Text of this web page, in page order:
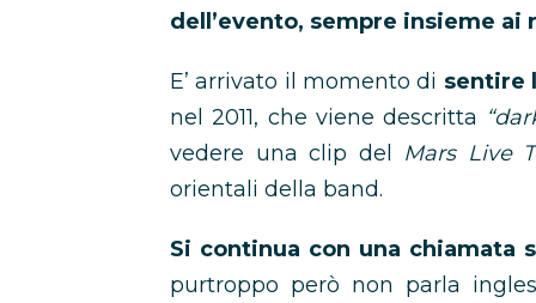
dell’evento, sempre insieme ai
E’ arrivato il momento di sentire
nel 2011, che viene descritta
vedere una clip del Mars Live
orientali della band.
Si continua con una chiamata
purtroppo però non parla